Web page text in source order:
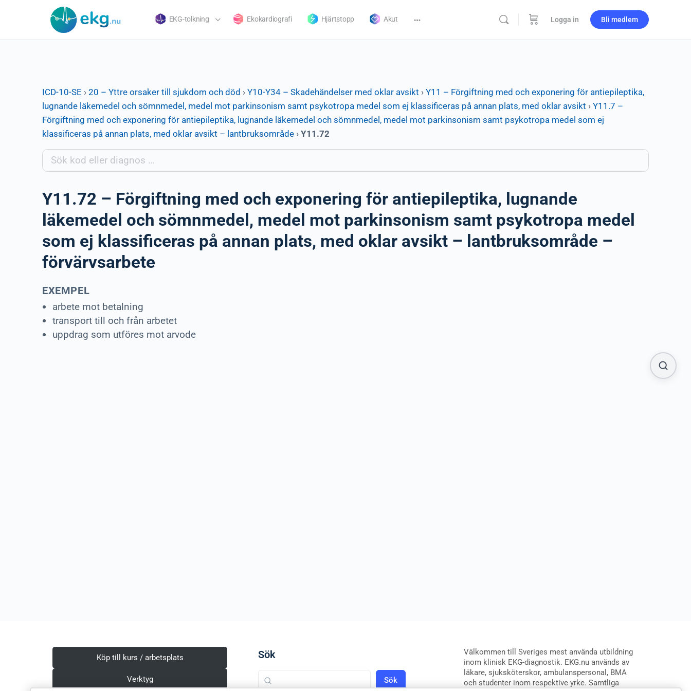
EKG-tolkning Ekokardiografi Hjärtstopp Akut Logga in Bli medlem
ICD-10-SE › 20 – Yttre orsaker till sjukdom och död › Y10-Y34 – Skadehändelser med oklar avsikt › Y11 – Förgiftning med och exponering för antiepileptika,
lugnande läkemedel och sömnmedel, medel mot parkinsonism samt psykotropa medel som ej klassificeras på annan plats, med oklar avsikt › Y11.7 –
Förgiftning med och exponering för antiepileptika, lugnande läkemedel och sömnmedel, medel mot parkinsonism samt psykotropa medel som ej
klassificeras på annan plats, med oklar avsikt – lantbruksområde › Y11.72
Y11.72 – Förgiftning med och exponering för antiepileptika, lugnande
läkemedel och sömnmedel, medel mot parkinsonism samt psykotropa medel
som ej klassificeras på annan plats, med oklar avsikt – lantbruksområde –
förvärvsarbete
EXEMPEL
arbete mot betalning
transport till och från arbetet
uppdrag som utföres mot arvode
Köp till kurs / arbetsplats
Verktyg
Sök
Sök
Välkommen till Sveriges mest använda utbildning
inom klinisk EKG-diagnostik. EKG.nu används av
läkare, sjuksköterskor, ambulanspersonal, BMA
och studenter inom respektive yrke. Samtliga